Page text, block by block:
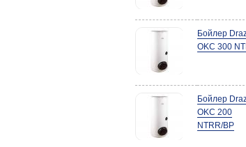
Бойлер
OKC 300
Бойлер
OKC 200
NTRR/BP